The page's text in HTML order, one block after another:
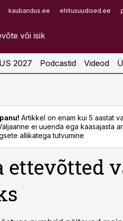
kaubandus.ee ehitusuudised.ee
Infopank
2027 Podcastid Videod
Artikkel on enam kui 5 aastat
ei uuenda ega kaasajasta
allikatega tutvumine
ettevõtted